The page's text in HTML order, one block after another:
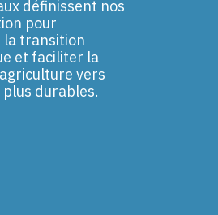
définissent nos
pour
la transition
et faciliter la
vers
durables.